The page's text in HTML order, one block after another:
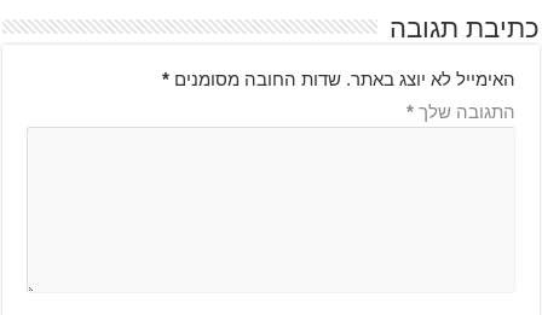
כתיבת תגובה
האימייל לא יוצג באתר. שדות החובה מסומנים *
התגובה שלך *